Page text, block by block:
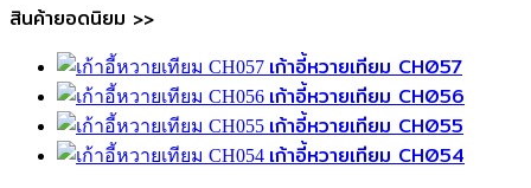
สินค้ายอดนิยม >>
เก้าอี้หวายเทียม CH057
เก้าอี้หวายเทียม CH056
เก้าอี้หวายเทียม CH055
เก้าอี้หวายเทียม CH054